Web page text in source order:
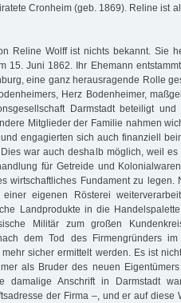
Cronheim (geb. 1869). Reline ist
Reline Wolff ist nichts bekannt. Sie
15. Juni 1862. Ihr Ehemann
eine ganz herausragende Rolle
Herz Bodenheimer,
Darmstadt beteiligt
Mitglieder der Familie nahmen
engagierten sich auch finanziell
war auch deshalb möglich, weil es
für Getreide und
wirtschaftliches Fundament zu legen.
eigenen Rösterei
Landprodukte in die
Militär zum großen
dem Tod des Firmengründers
sicher ermittelt werden. Es ist
als Bruder des neuen
Anschrift in Darmstadt
der Firma –, und er auf diese